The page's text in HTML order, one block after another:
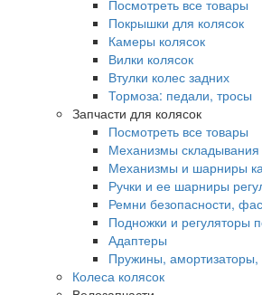
Посмотреть все товары
Покрышки для колясок
Камеры колясок
Вилки колясок
Втулки колес задних
Тормоза: педали, тросы
Запчасти для колясок
Посмотреть все товары
Механизмы складывания
Механизмы и шарниры
Ручки и ее шарниры
Ремни безопасности,
Подножки и регуляторы
Адаптеры
Пружины, амортизаторы,
Колеса колясок